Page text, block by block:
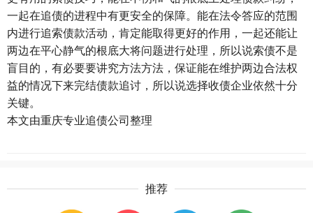
一起在追债的进程中有更安全的保障。能在法令答应的范围
内进行追索债款活动，肯定能取得更好的作用，一起还能让
两边在平心静气的根底大将问题进行处理，所以说索债不是
盲目的，有必要要讲究方法方法，保证能在维护两边合法权
益的情况下来完结债款追讨，所以说选择收债企业依然十分
关键。
本文由重庆专业追债公司整理
推荐